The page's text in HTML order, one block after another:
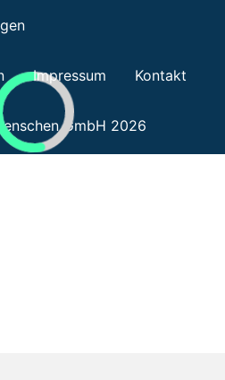
Impressum Kontakt
GmbH 2026